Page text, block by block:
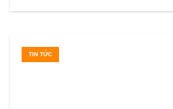
TIN TỨC